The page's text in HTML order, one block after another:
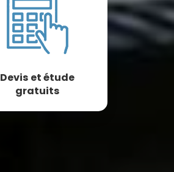
Devis et étude
gratuits